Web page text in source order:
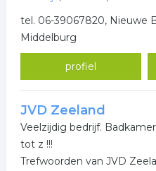
tel. 06-39067820, Nieuwe
Middelburg
profiel
JVD Zeeland
Veelzijdig bedrijf.
tot z !!!
Trefwoorden van JVD